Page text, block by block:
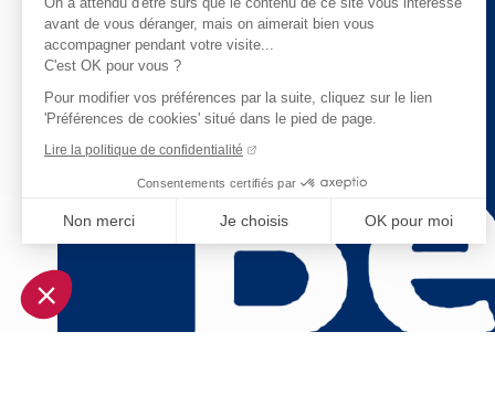
avant de vous déranger, mais on aimerait bien vous
accompagner pendant votre visite...
C'est OK pour vous ?
Pour modifier vos préférences par la suite, cliquez sur le lien
'Préférences de cookies' situé dans le pied de page.
Lire la politique de confidentialité
Consentements certifiés par
Non merci Je choisis OK pour moi
Plateforme de Gestion du Consentement : Personnalisez
Notre plateforme vous permet d'adapter et de gérer vos